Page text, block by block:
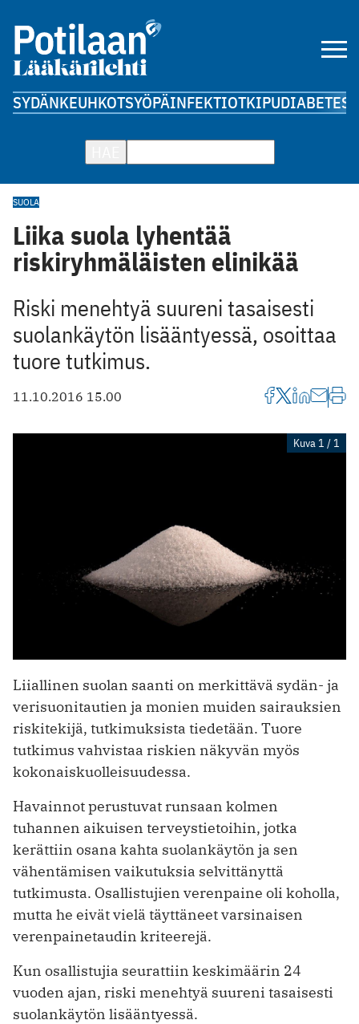
SYDÄNKEUHKOTSYÖPÄINFEKTIOTKIPUDIABETES
SUOLA
Liika suola lyhentää
riskiryhmäläisten elinikää
Riski menehtyä suureni tasaisesti
suolankäytön lisääntyessä, osoittaa
tuore tutkimus.
11.10.2016 15.00
Kuva 1 / 1
Liiallinen suolan saanti on merkittävä sydän- ja
verisuonitautien ja monien muiden sairauksien
riskitekijä, tutkimuksista tiedetään. Tuore
tutkimus vahvistaa riskien näkyvän myös
kokonaiskuolleisuudessa.
Havainnot perustuvat runsaan kolmen
tuhannen aikuisen terveystietoihin, jotka
kerättiin osana kahta suolankäytön ja sen
vähentämisen vaikutuksia selvittänyttä
tutkimusta. Osallistujien verenpaine oli koholla,
mutta he eivät vielä täyttäneet varsinaisen
verenpainetaudin kriteerejä.
Kun osallistujia seurattiin keskimäärin 24
vuoden ajan, riski menehtyä suureni tasaisesti
suolankäytön lisääntyessä.